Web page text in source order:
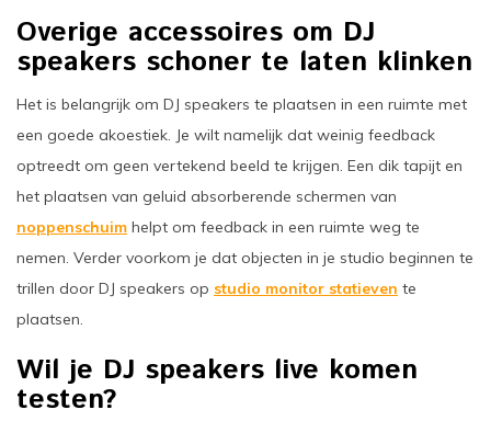
Overige accessoires om DJ
speakers schoner te laten klinken
Het is belangrijk om DJ speakers te plaatsen in een ruimte met
een goede akoestiek. Je wilt namelijk dat weinig feedback
optreedt om geen vertekend beeld te krijgen. Een dik tapijt en
het plaatsen van geluid absorberende schermen van
noppenschuim helpt om feedback in een ruimte weg te
nemen. Verder voorkom je dat objecten in je studio beginnen te
trillen door DJ speakers op studio monitor statieven te
plaatsen.
Wil je DJ speakers live komen
testen?